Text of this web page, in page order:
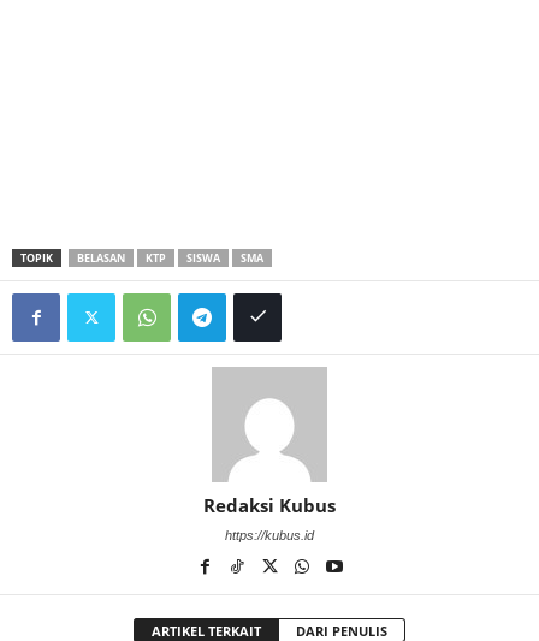
TOPIK BELASAN KTP SISWA SMA
Redaksi Kubus
https://kubus.id
ARTIKEL TERKAIT DARI PENULIS